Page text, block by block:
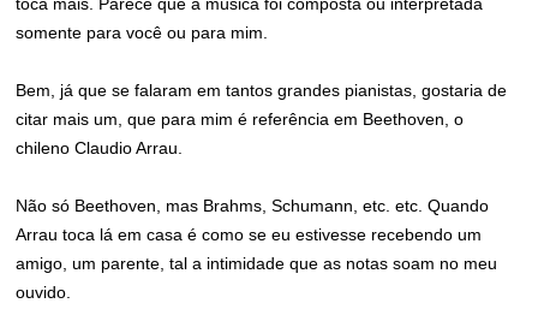
toca mais. Parece que a música foi composta ou interpretada
somente para você ou para mim.
Bem, já que se falaram em tantos grandes pianistas, gostaria de
citar mais um, que para mim é referência em Beethoven, o
chileno Claudio Arrau.
Não só Beethoven, mas Brahms, Schumann, etc. etc. Quando
Arrau toca lá em casa é como se eu estivesse recebendo um
amigo, um parente, tal a intimidade que as notas soam no meu
ouvido.